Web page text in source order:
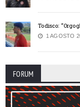
Todisco:
1 AGOSTO
FORUM